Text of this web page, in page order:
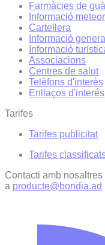
Farmàcies de
Informació
Cartellera
Informació general
Informació
Associacions
Centres de salut
Telèfons d'interès
Enllaços d'interés
Tarifes
Tarifes publicitat
Tarifes
Contacti amb
a producte@bondia.ad